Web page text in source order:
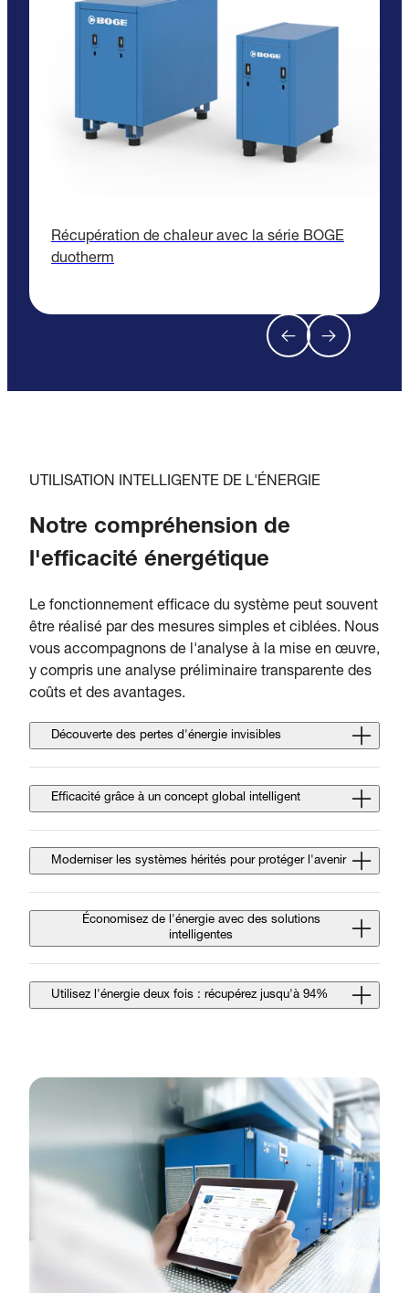
Récupération de chaleur avec la série BOGE
duotherm
UTILISATION INTELLIGENTE DE L'ÉNERGIE
Notre compréhension de
l'efficacité énergétique
Le fonctionnement efficace du système peut souvent
être réalisé par des mesures simples et ciblées. Nous
vous accompagnons de l'analyse à la mise en œuvre,
y compris une analyse préliminaire transparente des
coûts et des avantages.
Découverte des pertes d'énergie invisibles
Efficacité grâce à un concept global intelligent
Moderniser les systèmes hérités pour protéger l'avenir
Économisez de l'énergie avec des solutions
intelligentes
Utilisez l'énergie deux fois : récupérez jusqu'à 94%